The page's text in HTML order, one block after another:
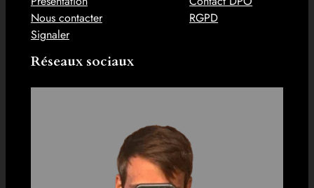
Nous contacter
Signaler
RGPD
Réseaux sociaux